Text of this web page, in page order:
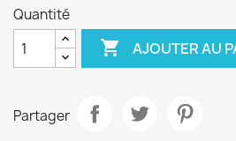
Quantité
 AJOUTER AU
Partager